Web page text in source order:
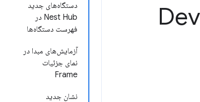
دستگاه‌های جدید
Nest Hub در
فهرست دستگاه‌ها
آزمایش‌های مبدا در
نمای جزئیات
Frame
نشان جدید